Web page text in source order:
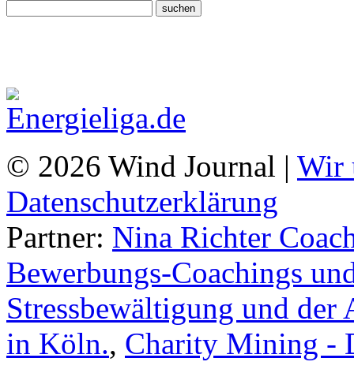
© 2026 Wind Journal | Wir
Datenschutzerklärung
Partner: Nina Richter
Bewerbungs-Coachings
Stressbewältigung und
in Köln., Charity Mining -